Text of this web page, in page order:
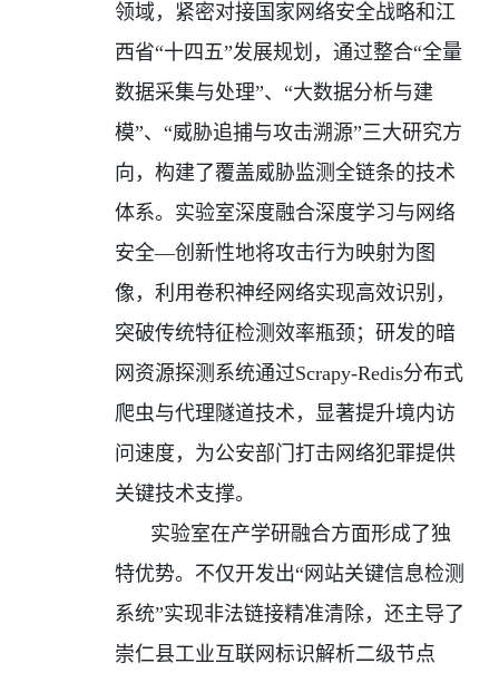
领域，紧密对接国家网络安全战略和江
西省“十四五”发展规划，通过整合“全量
数据采集与处理”、“大数据分析与建
模”、“威胁追捕与攻击溯源”三大研究方
向，构建了覆盖威胁监测全链条的技术
体系。实验室深度融合深度学习与网络
安全—创新性地将攻击行为映射为图
像，利用卷积神经网络实现高效识别，
突破传统特征检测效率瓶颈；研发的暗
网资源探测系统通过Scrapy-Redis分布式
爬虫与代理隧道技术，显著提升境内访
问速度，为公安部门打击网络犯罪提供
关键技术支撑。
实验室在产学研融合方面形成了独
特优势。不仅开发出“网站关键信息检测
系统”实现非法链接精准清除，还主导了
崇仁县工业互联网标识解析二级节点